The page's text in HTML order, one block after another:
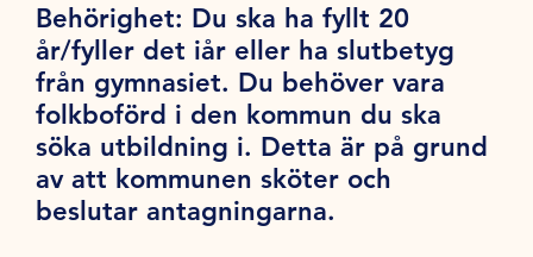
Behörighet: Du ska ha fyllt 20
år/fyller det iår eller ha slutbetyg
från gymnasiet. Du behöver vara
folkboförd i den kommun du ska
söka utbildning i. Detta är på grund
av att kommunen sköter och
beslutar antagningarna.